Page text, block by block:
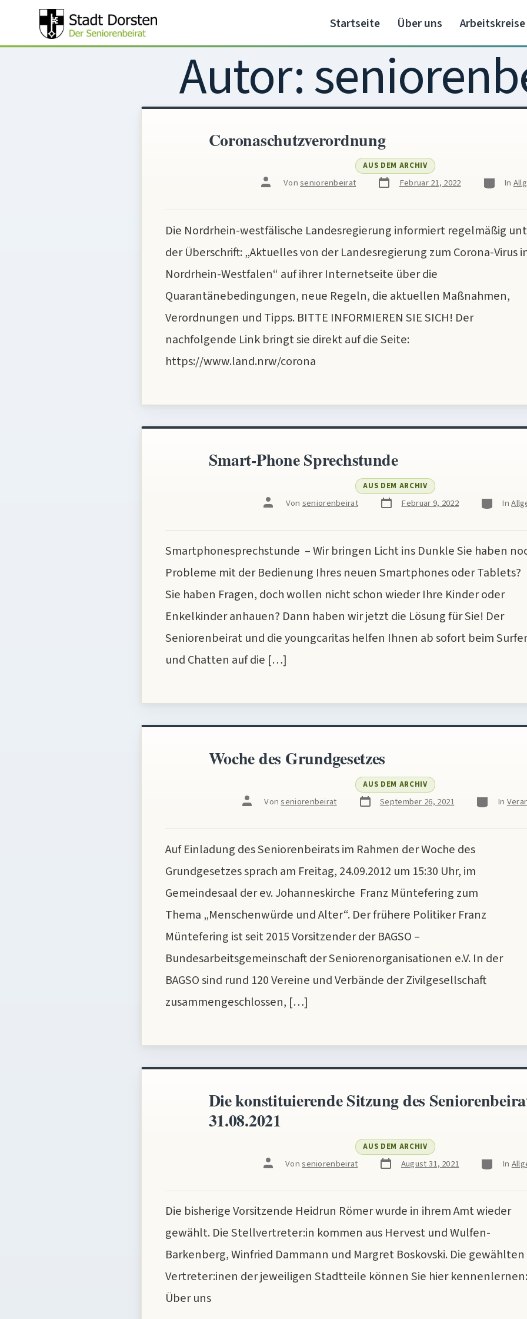
Startseite Über uns Arbeitskreise
Autor:
Coronaschutzverordnung
AUS DEM ARCHIV
Beitragsautor
Vonseniorenbeirat Veröffentlichungsdatum
Februar 21, 2022 Kategorien
In
Die Nordrhein-westfälische Landesregierung informiert regelmäßig
der Überschrift: „Aktuelles von der Landesregierung zum Corona-Virus
Nordrhein-Westfalen“ auf ihrer Internetseite über die
Quarantänebedingungen, neue Regeln, die aktuellen Maßnahmen,
Verordnungen und Tipps. BITTE INFORMIEREN SIE SICH! Der
nachfolgende Link bringt sie direkt auf die Seite:
https://www.land.nrw/corona
Smart-Phone Sprechstunde
AUS DEM ARCHIV
Beitragsautor
Vonseniorenbeirat Veröffentlichungsdatum
Februar 9, 2022 Kategorien
In
Smartphonesprechstunde – Wir bringen Licht ins Dunkle Sie haben
Probleme mit der Bedienung Ihres neuen Smartphones oder Tablets?
Sie haben Fragen, doch wollen nicht schon wieder Ihre Kinder oder
Enkelkinder anhauen? Dann haben wir jetzt die Lösung für Sie! Der
Seniorenbeirat und die youngcaritas helfen Ihnen ab sofort beim
und Chatten auf die […]
Woche des Grundgesetzes
AUS DEM ARCHIV
Beitragsautor
Vonseniorenbeirat Veröffentlichungsdatum
September 26, 2021 Kategorien
In
Auf Einladung des Seniorenbeirats im Rahmen der Woche des
Grundgesetzes sprach am Freitag, 24.09.2012 um 15:30 Uhr, im
Gemeindesaal der ev. Johanneskirche Franz Müntefering zum
Thema „Menschenwürde und Alter“. Der frühere Politiker Franz
Müntefering ist seit 2015 Vorsitzender der BAGSO –
Bundesarbeitsgemeinschaft der ­Seniorenorganisationen e.V. In der
BAGSO sind rund 120 Vereine und Verbände der Zivilgesellschaft
zusammengeschlossen, […]
Die konstituierende Sitzung des
31.08.2021
AUS DEM ARCHIV
Beitragsautor
Vonseniorenbeirat Veröffentlichungsdatum
August 31, 2021 Kategorien
In
Die bisherige Vorsitzende Heidrun Römer wurde in ihrem Amt wieder
gewählt. Die Stellvertreter:in kommen aus Hervest und Wulfen-
Barkenberg, Winfried Dammann und Margret Boskovski. Die gewählten
Vertreter:inen der jeweiligen Stadtteile können Sie hier
Über uns